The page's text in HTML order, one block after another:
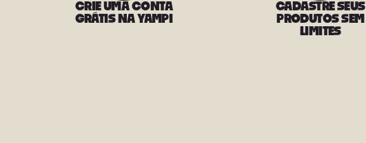
CRIE UMA CONTA
GRÁTIS NA YAMPI
CADASTRE SEUS
PRODUTOS SEM
LIMITES